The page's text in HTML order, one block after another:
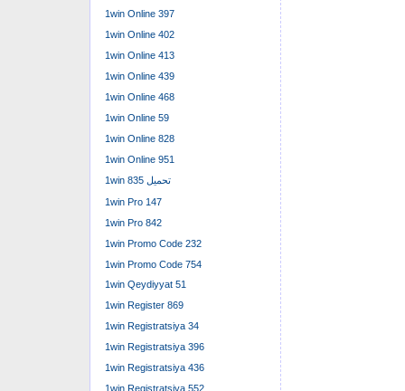
1win Online 397
1win Online 402
1win Online 413
1win Online 439
1win Online 468
1win Online 59
1win Online 828
1win Online 951
1win تحميل 835
1win Pro 147
1win Pro 842
1win Promo Code 232
1win Promo Code 754
1win Qeydiyyat 51
1win Register 869
1win Registratsiya 34
1win Registratsiya 396
1win Registratsiya 436
1win Registratsiya 552